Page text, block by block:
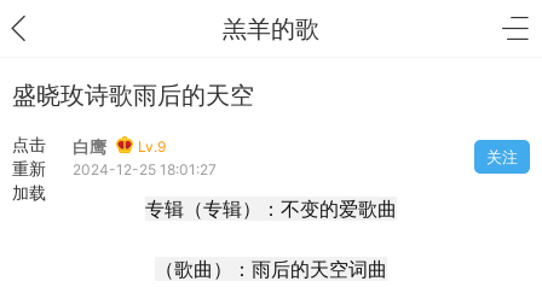
羔羊的歌
盛晓玫诗歌雨后的天空
点击
重新
加载
白鹰
Lv.9
2024-12-25 18:01:27
关注
专辑（专辑）：不变的爱歌曲
（歌曲）：雨后的天空词曲